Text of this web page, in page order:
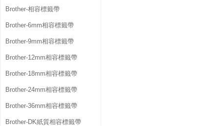
Brother-相容標籤帶
Brother-6mm相容標籤帶
Brother-9mm相容標籤帶
Brother-12mm相容標籤帶
Brother-18mm相容標籤帶
Brother-24mm相容標籤帶
Brother-36mm相容標籤帶
Brother-DK紙質相容標籤帶